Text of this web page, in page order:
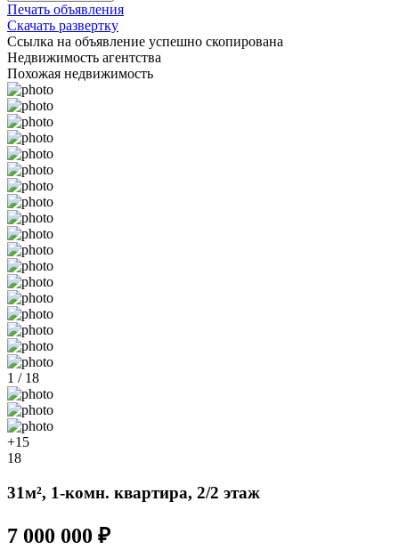
Печать объявления
Скачать развертку
Ссылка на объявление успешно скопирована
Недвижимость агентства
Похожая недвижимость
1 / 18
+15
18
31м², 1-комн. квартира, 2/2 этаж
7 000 000 ₽